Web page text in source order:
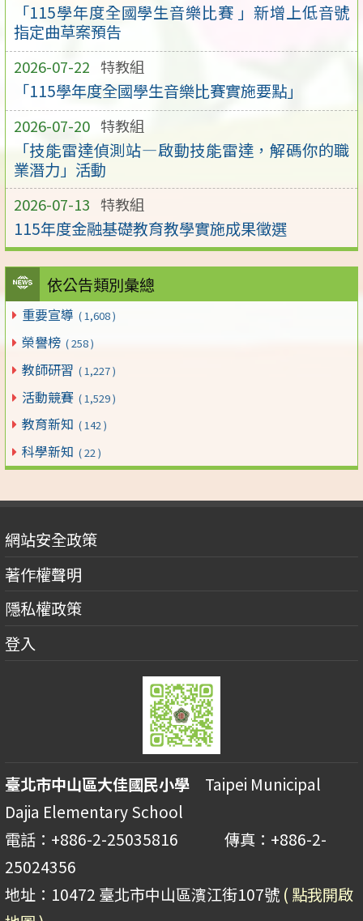
「115學年度全國學生音樂比賽 」新增上低音號
指定曲草案預告
2026-07-22 特教組
「115學年度全國學生音樂比賽實施要點」
2026-07-20 特教組
「技能雷達偵測站—啟動技能雷達，解碼你的職
業潛力」活動
2026-07-13 特教組
115年度金融基礎教育教學實施成果徵選
依公告類別彙總
重要宣導 ( 1,608 )
榮譽榜 ( 258 )
教師研習 ( 1,227 )
活動競賽 ( 1,529 )
教育新知 ( 142 )
科學新知 ( 22 )
網站安全政策
著作權聲明
隱私權政策
登入
臺北市中山區大佳國民小學 Taipei Municipal
Dajia Elementary School
電話：+886-2-25035816 傳真：+886-2-
25024356
地址：10472 臺北市中山區濱江街107號 ( 點我開啟